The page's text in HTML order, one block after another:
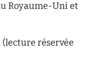
Royaume-Uni et
réservée